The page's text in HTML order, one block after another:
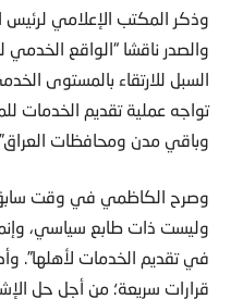
وذكر المكتب الإعلامي لرئيس
والصدر ناقشا “الواقع
السبل للارتقاء بالمستوى
تواجه عملية تقديم الخدمات
وباقي مدن ومحافظات العراق”.
وصرح الكاظمي في وقت سابق
وليست ذات طابع سياسي،
في تقديم الخدمات لأهلها”.
قرارات سريعة؛ من أجل حل